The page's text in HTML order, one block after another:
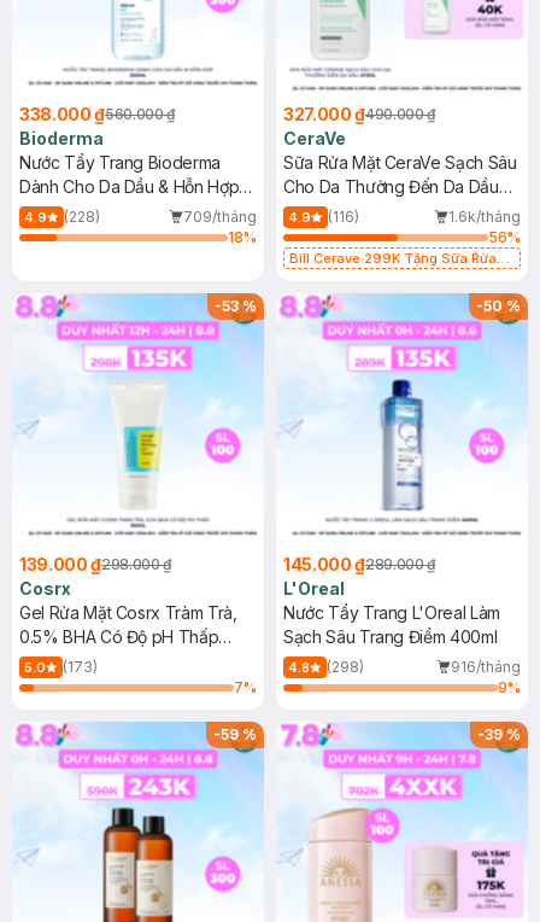
338.000 ₫560.000 ₫
Bioderma
Nước Tẩy Trang Bioderma
Dành Cho Da Dầu & Hỗn Hợp
500ml
4.9 (228)
709/tháng
18%
327.000 ₫490.000 ₫
CeraVe
Sữa Rửa Mặt CeraVe Sạch Sâu
Cho Da Thường Đến Da Dầu
473ml
4.9 (116)
1.6k/tháng
56%
Bill Cerave 299K Tặng Sữa Rửa
-53%
139.000 ₫298.000 ₫
Cosrx
Gel Rửa Mặt Cosrx Tràm Trà,
0.5% BHA Có Độ pH Thấp
150ml
5.0
(173)
7%
-50%
145.000 ₫289.000 ₫
L'Oreal
Nước Tẩy Trang L'Oreal Làm
Sạch Sâu Trang Điểm 400ml
4.8 (298)
916/tháng
9%
-59% -39%